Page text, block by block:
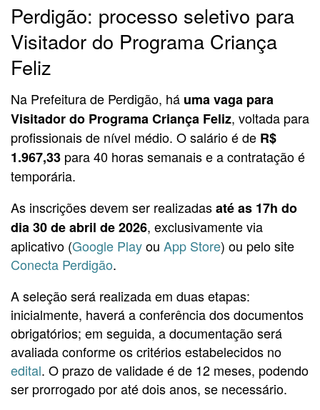
Perdigão: processo seletivo para
Visitador do Programa Criança
Feliz
Na Prefeitura de Perdigão, há uma vaga para
Visitador do Programa Criança Feliz, voltada para
profissionais de nível médio. O salário é de R$
1.967,33 para 40 horas semanais e a contratação é
temporária.
As inscrições devem ser realizadasaté as 17h do
dia 30 de abril de 2026, exclusivamente via
aplicativo (Google Playou App Store) ou pelo site
Conecta Perdigão.
A seleção será realizada em duas etapas:
inicialmente, haverá a conferência dos documentos
obrigatórios; em seguida, a documentação será
avaliada conforme os critérios estabelecidos no
edital. O prazo de validade é de 12 meses, podendo
ser prorrogado por até dois anos, se necessário.